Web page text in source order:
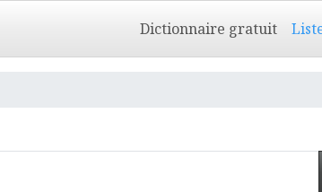
Dictionnaire gratuit